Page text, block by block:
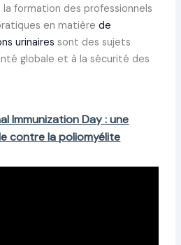
la formation des professionnels
en matière de
urinaires sont des sujets
globale et à la sécurité des
Immunization Day : une
contre la poliomyélite